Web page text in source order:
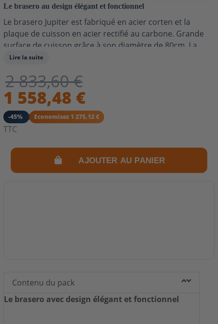
Le brasero au design élégant et fonctionnel
Le brasero Jupiter est fabriqué en acier corten et la
plaque de cuisson en acier rectifié au carbone. Grande
surface de cuisson grâce à son diamètre de 80cm. La
plaque circulaire de cuisson en acier laminé au carbone
et de préparer facilement différents types de plats pour
10-20 personnes. Son socle en forme de table fourni un
grand espace de rangement et de stockage pour vos
ustensiles de cuisson ainsi que les bûches. Son feu
convertit également votre jardin en un espace convivial
Lire la suite
2 833,60 €
1 558,48 €
-45% Economisez 1 275,12 €
TTC
AJOUTER AU PANIER
Contenu du pack
Le brasero avec design élégant et fonctionnel